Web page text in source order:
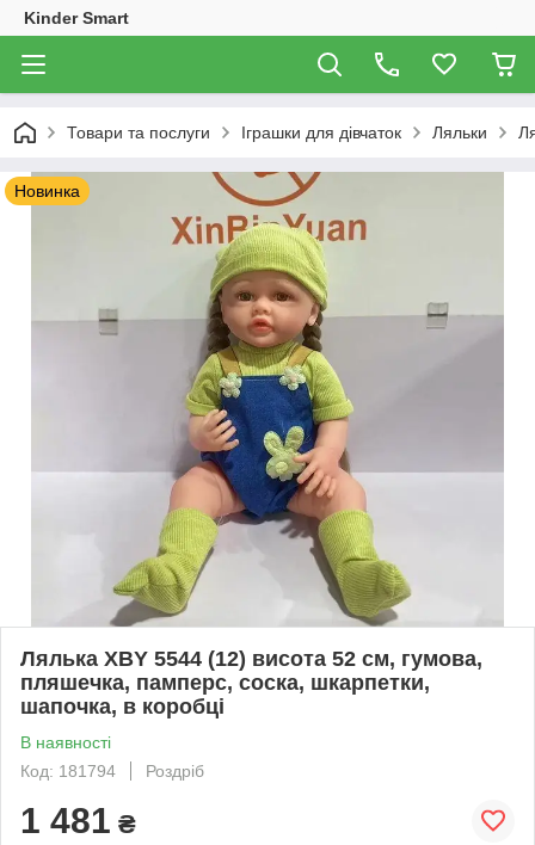
Kinder Smart
Товари та послуги Іграшки для дівчаток Ляльки
Новинка
Лялька XBY 5544 (12) висота 52 см, гумова,
пляшечка, памперс, соска, шкарпетки,
шапочка, в коробці
В наявності
Код: 181794
Роздріб
1 481 ₴